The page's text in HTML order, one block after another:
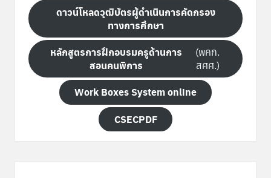
ดาวน์โหลดวุฒิบัตรผู้ดำเนินการคัดกรอง
ทางการศึกษา
หลักสูตรการฝึกอบรมครูด้านการ
สอนคนพิการ
(พคก.
สศศ.)
Work Boxes System online
CSECPDF